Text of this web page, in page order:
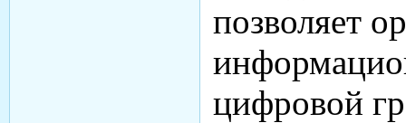
позволяет
цифровой